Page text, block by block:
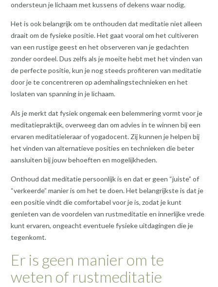
ondersteun je lichaam met kussens of dekens waar nodig.
Het is ook belangrijk om te onthouden dat meditatie niet alleen
draait om de fysieke positie. Het gaat vooral om het cultiveren
van een rustige geest en het observeren van je gedachten
zonder oordeel. Dus zelfs als je moeite hebt met het vinden van
de perfecte positie, kun je nog steeds profiteren van meditatie
door je te concentreren op ademhalingstechnieken en het
loslaten van spanning in je lichaam.
Als je merkt dat fysiek ongemak een belemmering vormt voor je
meditatiepraktijk, overweeg dan om advies in te winnen bij een
ervaren meditatieleraar of yogadocent. Zij kunnen je helpen bij
het vinden van alternatieve posities en technieken die beter
aansluiten bij jouw behoeften en mogelijkheden.
Onthoud dat meditatie persoonlijk is en dat er geen “juiste” of
“verkeerde” manier is om het te doen. Het belangrijkste is dat je
een positie vindt die comfortabel voor je is, zodat je kunt
genieten van de voordelen van rustmeditatie en innerlijke vrede
kunt ervaren, ongeacht eventuele fysieke uitdagingen die je
tegenkomt.
Er is geen manier om te
weten of rustmeditatie